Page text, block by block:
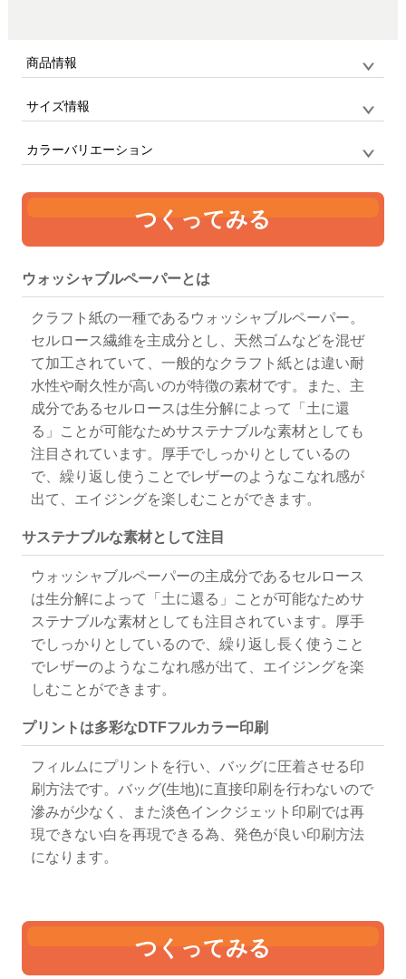
商品情報
品番
サイズ情報
マチのしっかりとあるエコバッグ
単位:mm
160
カラーバリエーション
つくってみる
ウォッシャブルペーパーとは
クラフト紙の一種であるウォッシャブルペーパー。
セルロース繊維を主成分とし、天然ゴムなどを混ぜ
て加工されていて、一般的なクラフト紙とは違い耐
水性や耐久性が高いのが特徴の素材です。また、主
成分であるセルロースは生分解によって「土に還
る」ことが可能なためサステナブルな素材としても
注目されています。厚手でしっかりとしているの
で、繰り返し使うことでレザーのようなこなれ感が
出て、エイジングを楽しむことができます。
サステナブルな素材として注目
ウォッシャブルペーパーの主成分であるセルロース
は生分解によって「土に還る」ことが可能なためサ
ステナブルな素材としても注目されています。厚手
でしっかりとしているので、繰り返し長く使うこと
でレザーのようなこなれ感が出て、エイジングを楽
しむことができます。
プリントは多彩なDTFフルカラー印刷
フィルムにプリントを行い、バッグに圧着させる印
刷方法です。バッグ(生地)に直接印刷を行わないので
滲みが少なく、また淡色インクジェット印刷では再
現できない白を再現できる為、発色が良い印刷方法
になります。
つくってみる